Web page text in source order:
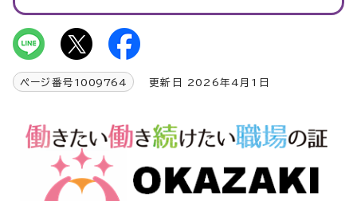
ページ番号 1009764 更新日 2026年4月1日